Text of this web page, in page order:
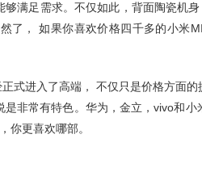
满足需求。不仅如此，背面陶瓷机
了， 如果你喜欢价格四千多的小米
式进入了高端， 不仅只是价格方面
非常有特色。华为，金立，vivo和
你更喜欢哪部。